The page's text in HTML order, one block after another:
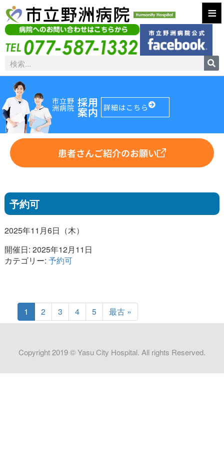
≡
市立野
洲病院 採用
案内 詳細はこちら
患者さんご紹介のお願い
予約可
2025年11月6日（木）
開催日: 2025年12月11日
カテゴリー: 予約可
1 2 3 4 5 最古 »
Copyright 2019 © Yasu City Hospital. All rights Reserved.